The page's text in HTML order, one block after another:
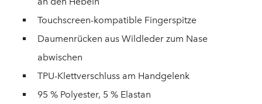
Touchscreen-kompatible Fingerspitze
Daumenrücken aus Wildleder zum Nase
abwischen
TPU-Klettverschluss am Handgelenk
95 % Polyester, 5 % Elastan